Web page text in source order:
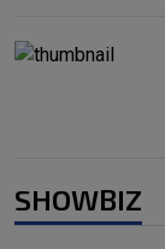
SHOWBIZ